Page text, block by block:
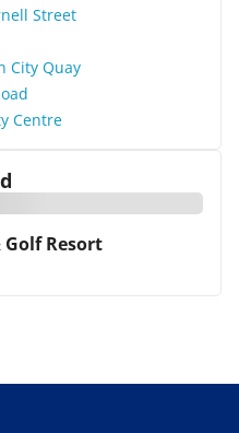
Street
City Quay
Centre
Resort